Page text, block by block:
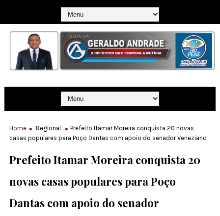
Home Regional
Prefeito Itamar Moreira conquista 20 novas
casas populares para Poço Dantas com apoio do senador Veneziano
Prefeito Itamar Moreira conquista 20
novas casas populares para Poço
Dantas com apoio do senador